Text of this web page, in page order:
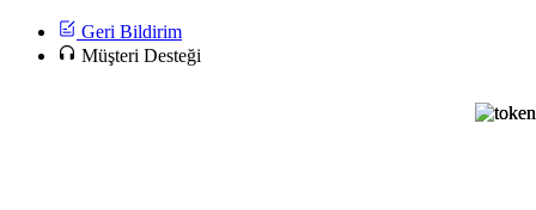
Geri Bildirim
Müşteri Desteği